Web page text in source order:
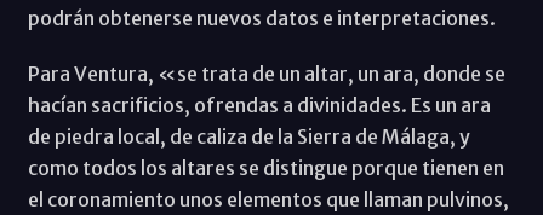
podrán obtenerse nuevos datos e interpretaciones.
Para Ventura, «se trata de un altar, un ara, donde se
hacían sacrificios, ofrendas a divinidades. Es un ara
de piedra local, de caliza de la Sierra de Málaga, y
como todos los altares se distingue porque tienen en
el coronamiento unos elementos que llaman pulvinos,